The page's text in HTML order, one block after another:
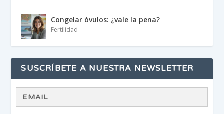
Congelar óvulos: ¿vale la pena?
Fertilidad
SUSCRÍBETE A NUESTRA NEWSLETTER